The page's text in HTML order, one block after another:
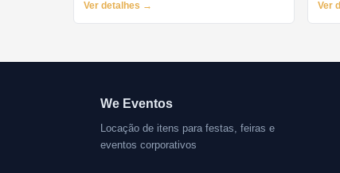
Ver detalhes → Ver
We Eventos
Locação de itens para festas, feiras e
eventos corporativos